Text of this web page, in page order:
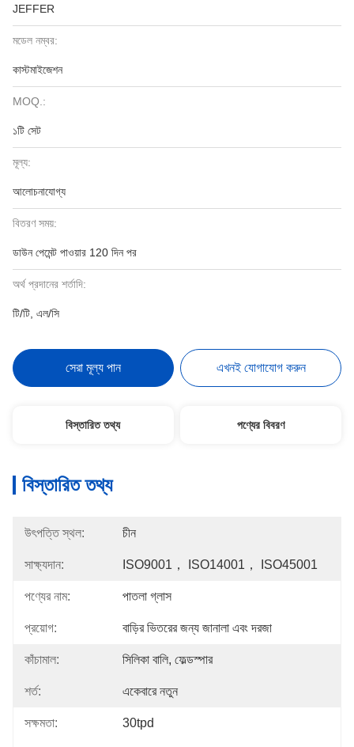
JEFFER
মডেল নম্বর:
কাস্টমাইজেশন
MOQ.:
১টি সেট
মূল্য:
আলোচনাযোগ্য
বিতরণ সময়:
ডাউন পেমেন্ট পাওয়ার 120 দিন পর
অর্থ প্রদানের শর্তাদি:
টি/টি, এল/সি
সেরা মূল্য পান এখনই যোগাযোগ করুন
বিস্তারিত তথ্য পণ্যের বিবরণ
বিস্তারিত তথ্য
উৎপত্তি স্থল: চীন
সাক্ষ্যদান: ISO9001， ISO14001， ISO45001
পণ্যের নাম: পাতলা গ্লাস
প্রয়োগ: বাড়ির ভিতরের জন্য জানালা এবং দরজা
কাঁচামাল: সিলিকা বালি, ফেল্ডস্পার
শর্ত: একেবারে নতুন
সক্ষমতা: 30tpd